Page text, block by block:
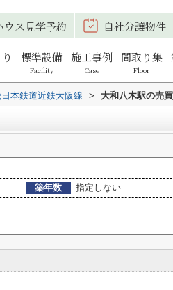
ウス見学予約 自社分譲物件
標準設備
Facility
施工事例
Case
間取り集
Floor
本鉄道近鉄大阪線 > 大和八木駅の売
築年数
指定しない